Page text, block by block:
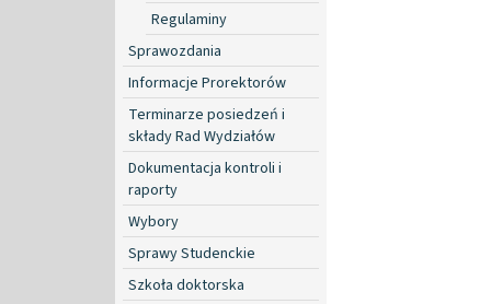
Regulaminy
Sprawozdania
Informacje Prorektorów
Terminarze posiedzeń i
składy Rad Wydziałów
Dokumentacja kontroli i
raporty
Wybory
Sprawy Studenckie
Szkoła doktorska